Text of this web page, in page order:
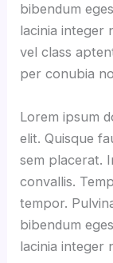
bibendum
lacinia integer
vel class
per conubia
Lorem ipsum
elit. Quisque
sem placerat.
convallis.
tempor.
bibendum
lacinia integer